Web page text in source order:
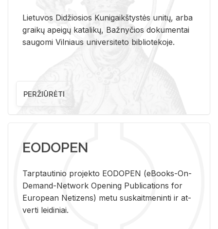
Lietuvos Didžiosios Kunigaikštystės unitų, arba
graikų apeigų katalikų, Bažnyčios dokumentai
saugomi Vilniaus universiteto bibliotekoje.
PERŽIŪRĖTI
EODOPEN
Tarp­tau­ti­nio pro­jek­to EO­DO­PEN (eBo­oks-On-
De­mand-Ne­twork Ope­ning Pub­li­ca­tions for
Eu­ro­pe­an Ne­ti­zens) metu su­skait­me­nin­ti ir at­
ver­ti lei­di­niai.